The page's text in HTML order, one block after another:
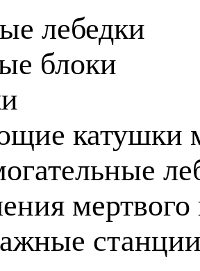
лебедки
блоки
катушки
мертвого